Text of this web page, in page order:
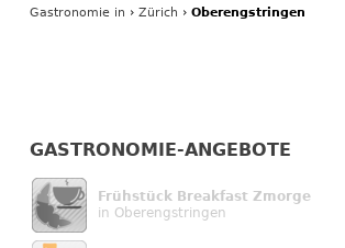
Gastronomiein › Zürich › Oberengstringen
GASTRONOMIE-ANGEBOTE
Frühstück Breakfast Zmorge
in Oberengstringen